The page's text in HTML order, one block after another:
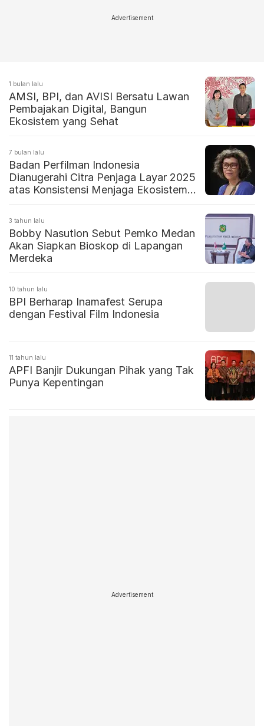
Advertisement
1 bulan lalu
AMSI, BPI, dan AVISI Bersatu Lawan
Pembajakan Digital, Bangun
Ekosistem yang Sehat
7 bulan lalu
Badan Perfilman Indonesia
Dianugerahi Citra Penjaga Layar 2025
atas Konsistensi Menjaga Ekosistem
3 tahun lalu
Bobby Nasution Sebut Pemko Medan
Akan Siapkan Bioskop di Lapangan
Merdeka
10 tahun lalu
BPI Berharap Inamafest Serupa
dengan Festival Film Indonesia
11 tahun lalu
APFI Banjir Dukungan Pihak yang Tak
Punya Kepentingan
Advertisement